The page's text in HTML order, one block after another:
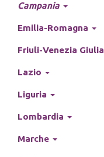
Campania
Emilia-Romagna
Friuli-Venezia Giulia
Lazio
Liguria
Lombardia
Marche